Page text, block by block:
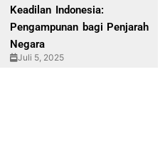
Keadilan Indonesia:
Pengampunan bagi Penjarah
Negara
Juli 5, 2025